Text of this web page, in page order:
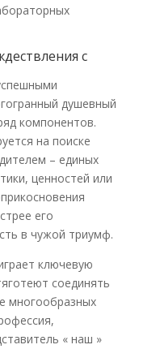
с
душевный
компонентов.
на поиске
– единых
ценностей или
его
в чужой триумф.
ключевую
соединять
многообразных
« наш »